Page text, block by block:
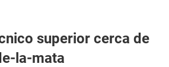
superior cerca de
la-mata